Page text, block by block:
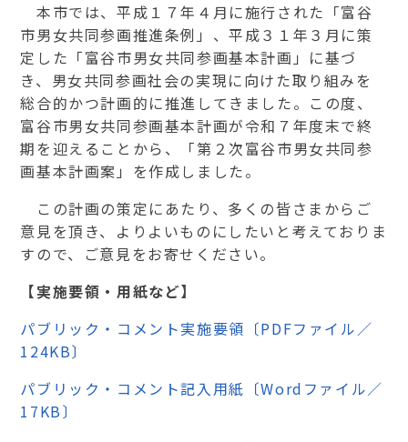
本市では、平成１７年４月に施行された「富谷
市男女共同参画推進条例」、平成３１年３月に策
定した「富谷市男女共同参画基本計画」に基づ
き、男女共同参画社会の実現に向けた取り組みを
総合的かつ計画的に推進してきました。この度、
富谷市男女共同参画基本計画が令和７年度末で終
期を迎えることから、「第２次富谷市男女共同参
画基本計画案」を作成しました。
この計画の策定にあたり、多くの皆さまからご
意見を頂き、よりよいものにしたいと考えておりま
すので、ご意見をお寄せください。
【実施要領・用紙など】
パブリック・コメント実施要領〔PDFファイル／
124KB〕
パブリック・コメント記入用紙〔Wordファイル／
17KB〕